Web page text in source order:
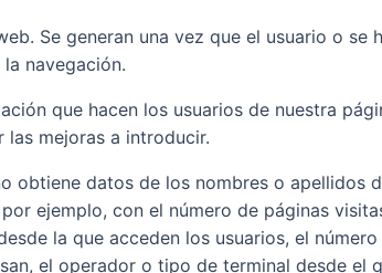
Se generan una vez que el usuario o se
navegación.
que hacen los usuarios de nuestra
mejoras a introducir.
obtiene datos de los nombres o apellidos
ejemplo, con el número de páginas
la que acceden los usuarios, el número
el operador o tipo de terminal desde el